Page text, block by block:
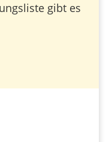
gibt es